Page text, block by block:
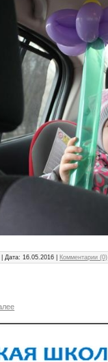
| Дата: 16.05.2016 Комментарии (0)